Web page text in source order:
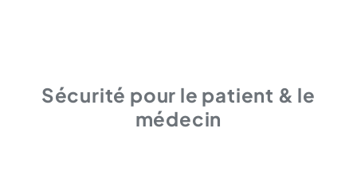
Sécurité pour le patient & le
médecin